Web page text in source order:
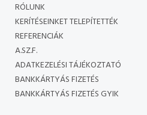
RÓLUNK
KERÍTÉSEINKET TELEPÍTETTÉK
REFERENCIÁK
A.SZ.F.
ADATKEZELÉSI TÁJÉKOZTATÓ
BANKKÁRTYÁS FIZETÉS
BANKKÁRTYÁS FIZETÉS GYIK